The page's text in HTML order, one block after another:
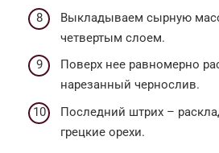
Выкладываем сырную
четвертым слоем.
Поверх нее равномерно
нарезанный чернослив.
Последний штрих –
грецкие орехи.